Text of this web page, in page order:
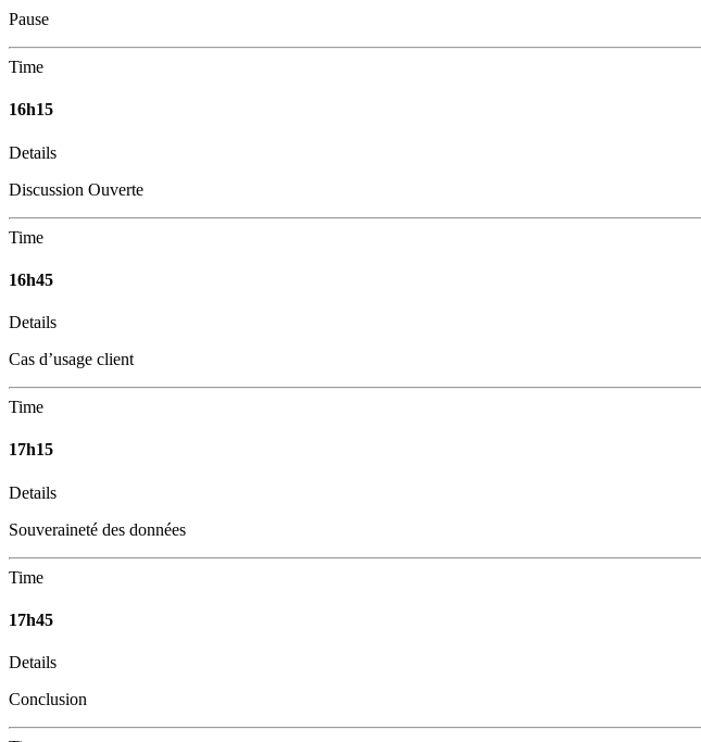
Pause
Time
16h15
Details
Discussion Ouverte
Time
16h45
Details
Cas d’usage client
Time
17h15
Details
Souveraineté des données
Time
17h45
Details
Conclusion